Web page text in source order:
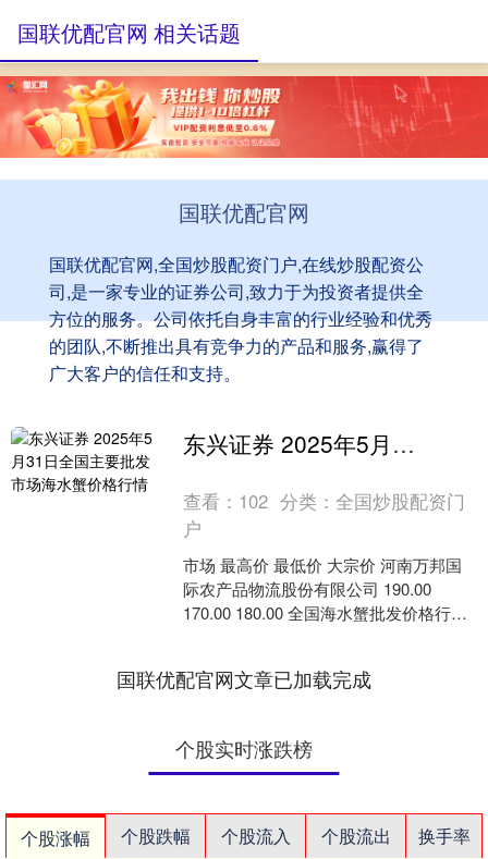
国联优配官网
国联优配官网,全国炒股配资门户,在线炒股配资公
司,是一家专业的证券公司,致力于为投资者提供全
方位的服务。公司依托自身丰富的行业经验和优秀
的团队,不断推出具有竞争力的产品和服务,赢得了
广大客户的信任和支持。
国联优配官网 相关话题
东兴证券 2025年5月31日全国主要批发市场海水蟹价格行情
查看： 102 分类：全国炒股配资门
户
市场 最高价 最低价 大宗价 河南万邦国
际农产品物流股份有限公司 190.00
170.00 180.00 全国海水蟹批发价格行情
国联优配官网文章已加载完成
个股实时涨跌榜
个股涨幅 个股跌幅 个股流入 个股流出
换手率